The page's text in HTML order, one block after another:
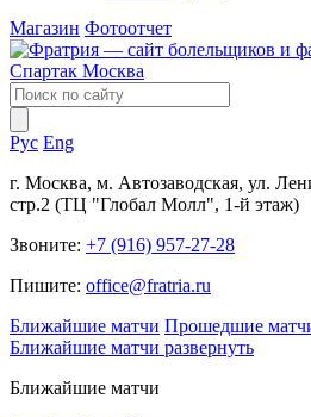
Магазин Фотоотчет
Рус Eng
г. Москва, м. Автозаводская, ул.
стр.2 (ТЦ "Глобал Молл", 1-й этаж)
Звоните: +7 (916) 957-27-28
Пишите: office@fratria.ru
Ближайшие матчи Прошедшие
Ближайшие матчи развернуть
Ближайшие матчи